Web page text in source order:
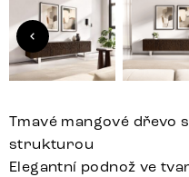
Tmavé mangové dřevo
strukturou
Elegantní podnož ve